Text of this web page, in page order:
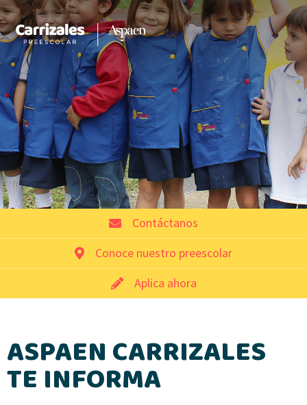
Contáctanos
Conoce nuestro preescolar
Aplica ahora
ASPAEN CARRIZALES
TE INFORMA